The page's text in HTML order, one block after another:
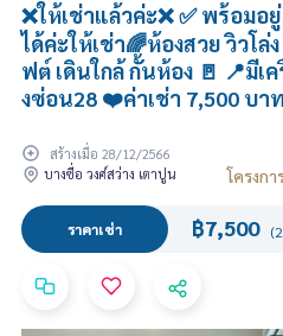
❌ให้เช่าแล้วค่ะ❌ ✅ พร้อมอ
ได้ค่ะให้เช่า🌈ห้องสวย วิวโ
ฟต์ เดินใกล้ กั้นห้อง 🚪 📍มีเ
งซ่อน28 ❤️ค่าเช่า 7,500 บาท
สร้างเมื่อ 28/12/2566
บางซื่อ วงศ์สว่าง เตาปูน
โครงก
ราคาเช่า ฿7,500